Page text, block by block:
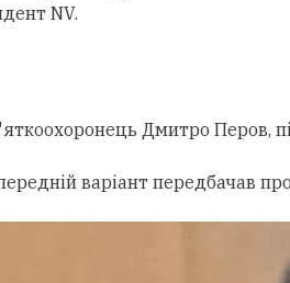
NV.
Дмитро Перов,
варіант передбачав